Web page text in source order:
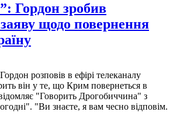
Гордон зробив
щодо повернення
розповів в ефірі телеканалу
він у те, що Крим повернеться в
"Говорить Дрогобиччина" з
"Ви знаєте, я вам чесно відповім.